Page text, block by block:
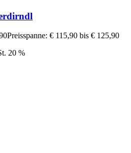
Preisspanne: € 115,90 bis € 125,90
20 %